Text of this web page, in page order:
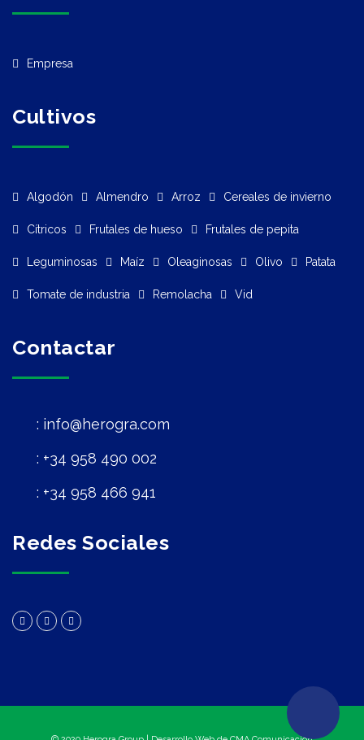
Empresa
Cultivos
Algodón Almendro Arroz Cereales de invierno
Cítricos Frutales de hueso Frutales de pepita
Leguminosas Maíz Oleaginosas Olivo Patata
Tomate de industria Remolacha Vid
Contactar
info@herogra.com
+34 958 490 002
+34 958 466 941
Redes Sociales